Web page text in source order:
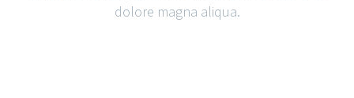
dolore magna aliqua.